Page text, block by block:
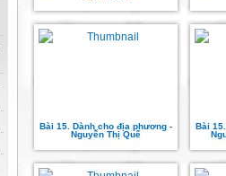
Bài 15. Dành cho địa phương -
Nguyễn Thị Quế
Bài